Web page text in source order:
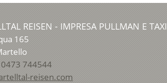
REISEN - IMPRESA PULLMAN E TAXI
165
744544
reisen.com